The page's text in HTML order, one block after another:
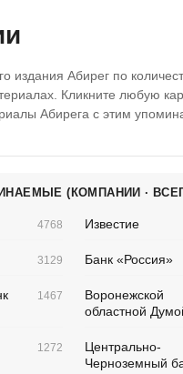
издания Абирег по
Кликните любую
Абирега с этим
(КОМПАНИИ ·
4768 Известие
3129 Банк «Россия»
1467
Воронежской
областной
1272
Центрально-
Черноземный